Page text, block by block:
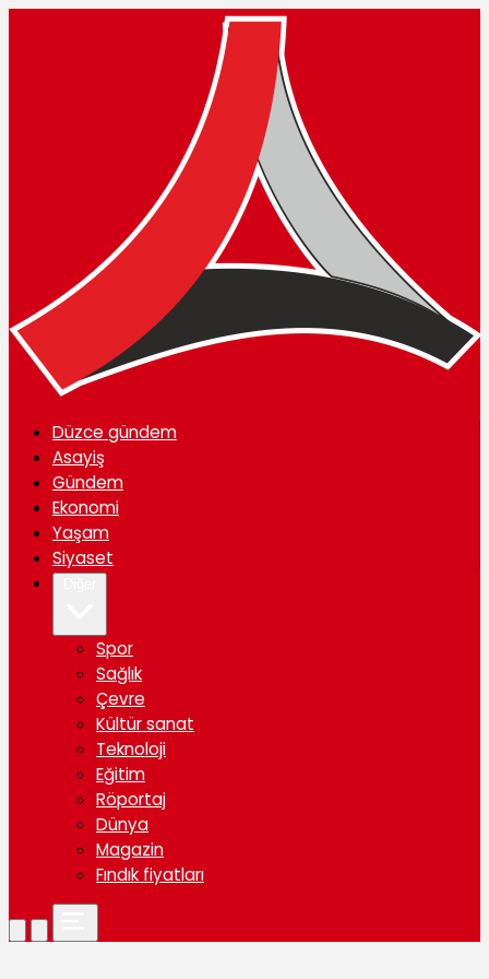
Düzce gündem
Asayiş
Gündem
Ekonomi
Yaşam
Siyaset
Spor
Sağlık
Çevre
Kültür sanat
Teknoloji
Eğitim
Röportaj
Dünya
Magazin
Fındık fiyatları